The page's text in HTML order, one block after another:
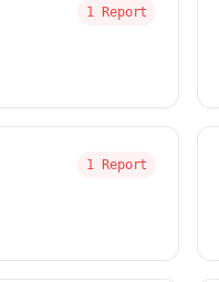
1 Report
1 Report